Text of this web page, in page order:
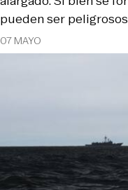
07 MAYO
pueden ser